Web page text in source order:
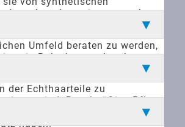
ohne dass sie verrutschen
Ein weiterer Vorteil ist die
Umfeld beraten zu werden,
in Ruhe besprechen kann.
davon erfahren.
der Echthaarteile zu
sind. Regelmäßige Pflege
und Tricks zur täglichen
haben.